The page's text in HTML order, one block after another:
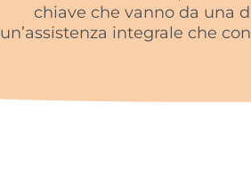
chiave che vanno da una
un’assistenza integrale che